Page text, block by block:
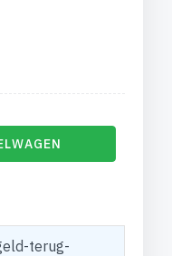
terug-